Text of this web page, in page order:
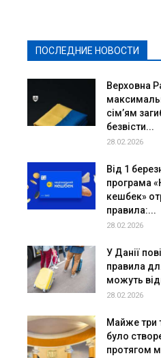
ПОСЛЕДНИЕ НОВОСТИ
Верховна
сім’ям
безвісти...
28.02.2026
Від 1
програма
кешбек»
правила:...
28.02.2026
У Данії
правила
можуть
28.02.2026
Майже три
було
протягом